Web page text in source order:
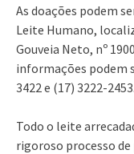
As doações podem
Leite Humano,
Gouveia Neto, nº
informações podem
3422 e (17) 3222-2453.
Todo o leite
rigoroso processo de